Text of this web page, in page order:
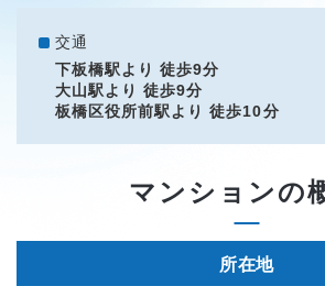
交通
下板橋駅より 徒歩9分
大山駅より 徒歩9分
板橋区役所前駅より 徒歩10分
マンションの
所在地